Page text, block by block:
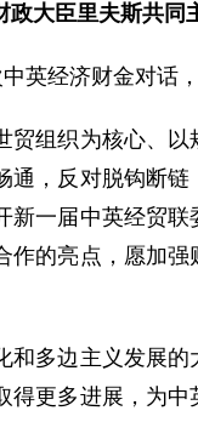
大臣里夫斯共同
英经济财金对话
组织为核心、
，反对脱钩断链
一届中英经贸
的亮点，愿加
多边主义发展
更多进展，为